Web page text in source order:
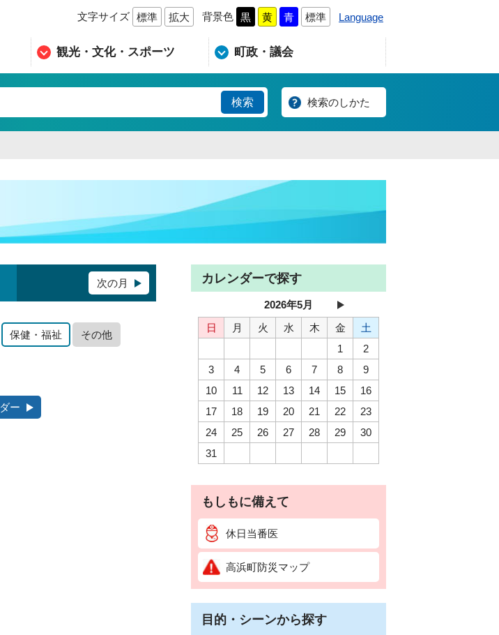
文字サイズ 標準 拡大 背景色 黒 黄 青 標準 Language
観光・文化・スポーツ 町政・議会
検索のしかた
次の月
保健・福祉 その他
ー
カレンダーで探す
2026年5月
日
月 火 水 木 金
土
1
2
3
4 5 6 7 8
9
10
11 12 13 14 15
16
17
18 19 20 21 22
23
24
25 26 27 28 29
30
31
もしもに備えて
休日当番医
高浜町防災マップ
目的・シーンから探す